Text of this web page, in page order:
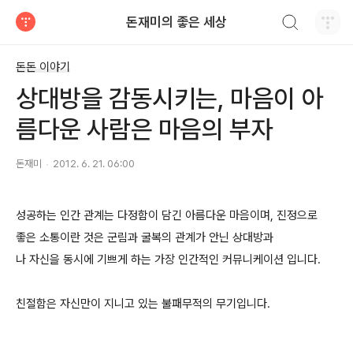
돈재미의 좋은 세상
돈돈 이야기
상대방을 감동시키는, 마음이 아
름다운 사람은 마음의 부자
돈재미 2012. 6. 21. 06:00
성공하는 인간 관계는 다정함이 담긴 아름다운 마음이며, 진정으로
좋은 소통이란 것은 군림과 굴복의 관계가 안닌 상대방과
나 자신을 동시에 기쁘게 하는 가장 인간적인 커뮤니케이션 입니다.
친절함은 자신만이 지니고 있는 불패무적의 무기입니다.